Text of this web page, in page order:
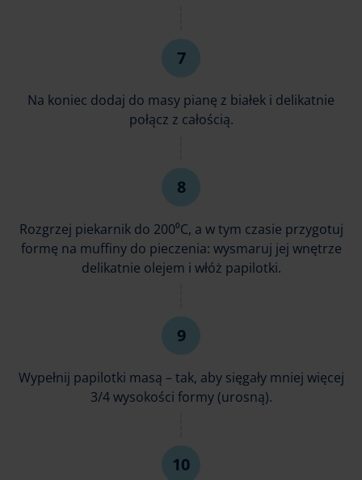
Na koniec dodaj do masy pianę z białek i delikatnie
połącz z całością.
Rozgrzej piekarnik do 200⁰C, a w tym czasie przygotuj
formę na muffiny do pieczenia: wysmaruj jej wnętrze
delikatnie olejem i włóż papilotki.
Wypełnij papilotki masą – tak, aby sięgały mniej więcej
3/4 wysokości formy (urosną).